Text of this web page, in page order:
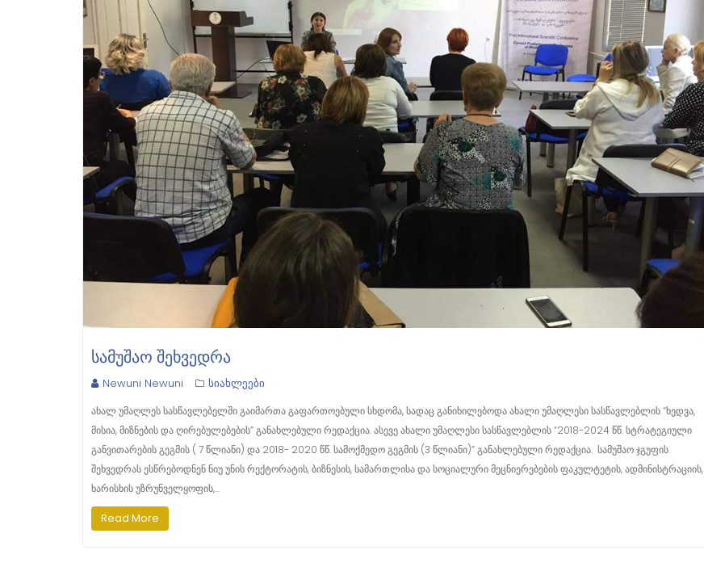
ᲡᲐᲛᲣᲨᲐᲝ ᲨᲔᲮᲕᲔᲓᲠᲐ
Newuni Newuni სიახლეები
ახალ უმაღლეს სასწავლებელში გაიმართა გაფართოებული სხდომა, სადაც განიხილებოდა ახალი უმაღლესი სასწავლებლის “ხედვა,
მისია, მიზნების და ღირებულებების” განახლებული რედაქცია. ასევე ახალი უმაღლესი სასწავლებლის “2018-2024 წწ. სტრატეგიული
განვითარების გეგმის ( 7 წლიანი) და 2018- 2020 წწ. სამოქმედო გეგმის (3 წლიანი)” განახლებული რედაქცია. სამუშაო ჯგუფის
შეხვედრას ესწრებოდნენ ნიუ უნის რექტორატის, ბიზნესის, სამართლისა და სოციალური მეცნიერებების ფაკულტეტის, ადმინისტრაციის,
ხარისხის უზრუნველყოფის,…
Read More